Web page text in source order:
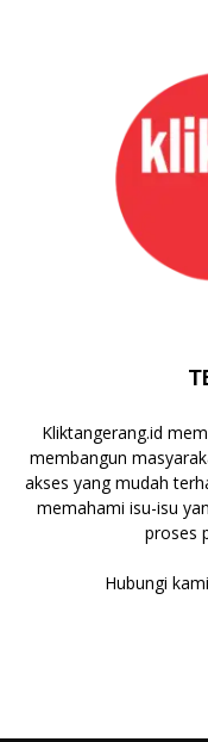
Kliktangerang.id
membangun
akses yang mudah
memahami isu-isu
proses
Hubungi